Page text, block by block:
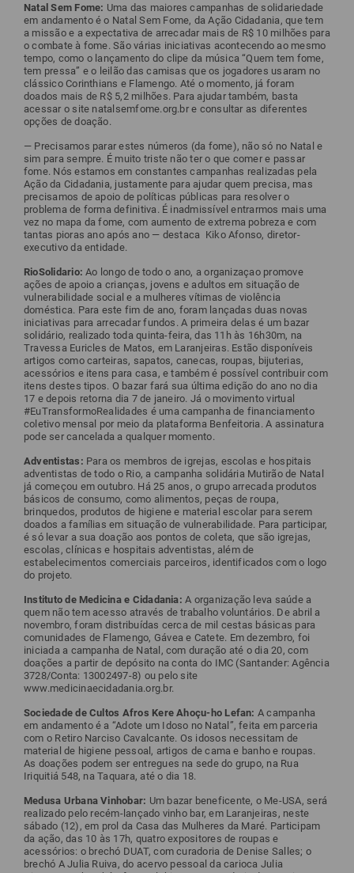
Natal Sem Fome: Uma das maiores campanhas de solidariedade
em andamento é o Natal Sem Fome, da Ação Cidadania, que tem
a missão e a expectativa de arrecadar mais de R$ 10 milhões para
o combate à fome. São várias iniciativas acontecendo ao mesmo
tempo, como o lançamento do clipe da música “Quem tem fome,
tem pressa” e o leilão das camisas que os jogadores usaram no
clássico Corinthians e Flamengo. Até o momento, já foram
doados mais de R$ 5,2 milhões. Para ajudar também, basta
acessar o site natalsemfome.org.br e consultar as diferentes
opções de doação.
— Precisamos parar estes números (da fome), não só no Natal e
sim para sempre. É muito triste não ter o que comer e passar
fome. Nós estamos em constantes campanhas realizadas pela
Ação da Cidadania, justamente para ajudar quem precisa, mas
precisamos de apoio de políticas públicas para resolver o
problema de forma definitiva. É inadmissível entrarmos mais uma
vez no mapa da fome, com aumento de extrema pobreza e com
tantas pioras ano após ano — destaca Kiko Afonso, diretor-
executivo da entidade.
RioSolidario: Ao longo de todo o ano, a organizaçao promove
ações de apoio a crianças, jovens e adultos em situação de
vulnerabilidade social e a mulheres vítimas de violência
doméstica. Para este fim de ano, foram lançadas duas novas
iniciativas para arrecadar fundos. A primeira delas é um bazar
solidário, realizado toda quinta-feira, das 11h às 16h30m, na
Travessa Euricles de Matos, em Laranjeiras. Estão disponíveis
artigos como carteiras, sapatos, canecas, roupas, bijuterias,
acessórios e itens para casa, e também é possível contribuir com
itens destes tipos. O bazar fará sua última edição do ano no dia
17 e depois retorna dia 7 de janeiro. Já o movimento virtual
#EuTransformoRealidades é uma campanha de financiamento
coletivo mensal por meio da plataforma Benfeitoria. A assinatura
pode ser cancelada a qualquer momento.
Adventistas: Para os membros de igrejas, escolas e hospitais
adventistas de todo o Rio, a campanha solidária Mutirão de Natal
já começou em outubro. Há 25 anos, o grupo arrecada produtos
básicos de consumo, como alimentos, peças de roupa,
brinquedos, produtos de higiene e material escolar para serem
doados a famílias em situação de vulnerabilidade. Para participar,
é só levar a sua doação aos pontos de coleta, que são igrejas,
escolas, clínicas e hospitais adventistas, além de
estabelecimentos comerciais parceiros, identificados com o logo
do projeto.
Instituto de Medicina e Cidadania: A organização leva saúde a
quem não tem acesso através de trabalho voluntários. De abril a
novembro, foram distribuídas cerca de mil cestas básicas para
comunidades de Flamengo, Gávea e Catete. Em dezembro, foi
iniciada a campanha de Natal, com duração até o dia 20, com
doações a partir de depósito na conta do IMC (Santander: Agência
3728/Conta: 13002497-8) ou pelo site
www.medicinaecidadania.org.br.
Sociedade de Cultos Afros Kere Ahoçu-ho Lefan: A campanha
em andamento é a “Adote um Idoso no Natal”, feita em parceria
com o Retiro Narciso Cavalcante. Os idosos necessitam de
material de higiene pessoal, artigos de cama e banho e roupas.
As doações podem ser entregues na sede do grupo, na Rua
Iriquitiá 548, na Taquara, até o dia 18.
Medusa Urbana Vinhobar: Um bazar beneficente, o Me-USA, será
realizado pelo recém-lançado vinho bar, em Laranjeiras, neste
sábado (12), em prol da Casa das Mulheres da Maré. Participam
da ação, das 10 às 17h, quatro expositores de roupas e
acessórios: o brechó DUAT, com curadoria de Denise Salles; o
brechó A Julia Ruiva, do acervo pessoal da carioca Julia